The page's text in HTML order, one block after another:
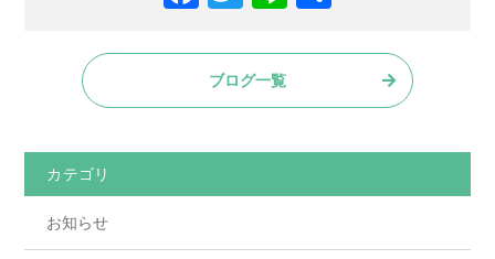
ブログ一覧
カテゴリ
お知らせ